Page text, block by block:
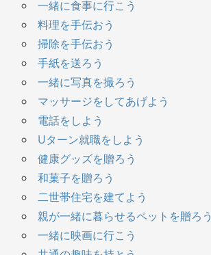
一緒に食事に行こう
料理を手伝おう
掃除を手伝おう
手紙を送ろう
一緒に写真を撮ろう
マッサージをしてあげよう
電話をしよう
Uターン就職をしよう
健康グッズを贈ろう
和菓子を贈ろう
二世帯住宅を建てよう
親が一緒に暮らせるペットを贈ろう
一緒に映画に行こう